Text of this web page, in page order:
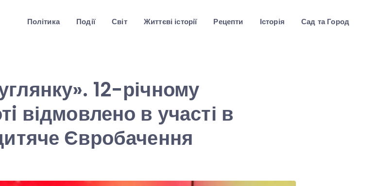
Політика Події Світ Життєві історії Рецепти Історія Сад та Город
12-річному
відмовлено в участі в
Євробачення